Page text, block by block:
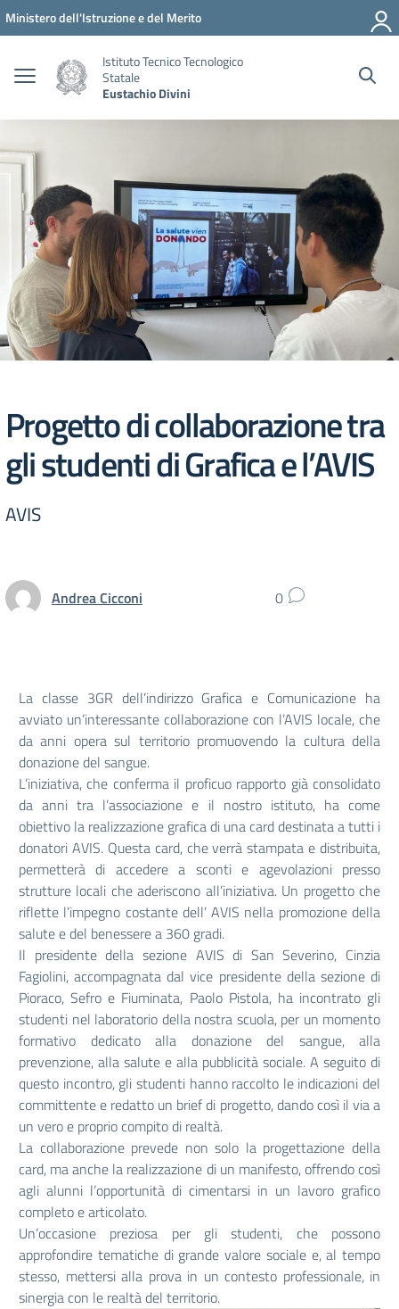
Vai ai contenuti
Vai al menu di navigazione
Vai al footer
Ministero dell'Istruzione e del Merito
Istituto Tecnico Tecnologico
Statale
Eustachio Divini
Progetto di collaborazione tra
gli studenti di Grafica e l’AVIS
AVIS
Andrea Cicconi 0
La classe 3GR dell’indirizzo Grafica e Comunicazione ha
avviato un’interessante collaborazione con l’AVIS locale, che
da anni opera sul territorio promuovendo la cultura della
donazione del sangue.
L’iniziativa, che conferma il proficuo rapporto già consolidato
da anni tra l’associazione e il nostro istituto, ha come
obiettivo la realizzazione grafica di una card destinata a tutti i
donatori AVIS. Questa card, che verrà stampata e distribuita,
permetterà di accedere a sconti e agevolazioni presso
strutture locali che aderiscono all’iniziativa. Un progetto che
riflette l’impegno costante dell’ AVIS nella promozione della
salute e del benessere a 360 gradi.
Il presidente della sezione AVIS di San Severino, Cinzia
Fagiolini, accompagnata dal vice presidente della sezione di
Pioraco, Sefro e Fiuminata, Paolo Pistola, ha incontrato gli
studenti nel laboratorio della nostra scuola, per un momento
formativo dedicato alla donazione del sangue, alla
prevenzione, alla salute e alla pubblicità sociale. A seguito di
questo incontro, gli studenti hanno raccolto le indicazioni del
committente e redatto un brief di progetto, dando così il via a
un vero e proprio compito di realtà.
La collaborazione prevede non solo la progettazione della
card, ma anche la realizzazione di un manifesto, offrendo così
agli alunni l’opportunità di cimentarsi in un lavoro grafico
completo e articolato.
Un’occasione preziosa per gli studenti, che possono
approfondire tematiche di grande valore sociale e, al tempo
stesso, mettersi alla prova in un contesto professionale, in
sinergia con le realtà del territorio.